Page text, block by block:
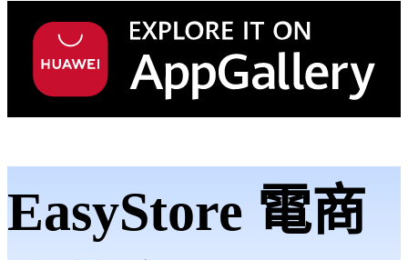
EasyStore 電商